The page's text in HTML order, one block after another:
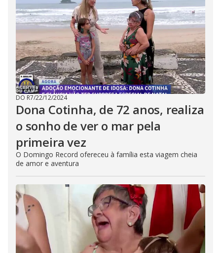
DO R7/22/12/2024
Dona Cotinha, de 72 anos, realiza
o sonho de ver o mar pela
primeira vez
O Domingo Record ofereceu à família esta viagem cheia
de amor e aventura